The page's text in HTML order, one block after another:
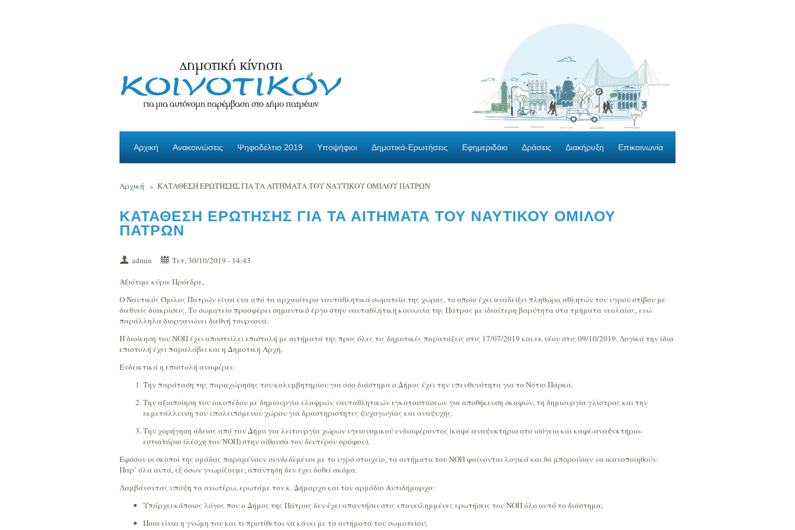
Αρχική Ανακοινώσεις Ψηφοδέλτιο 2019 Υποψήφιοι Δημοτικά-Ερωτήσεις Εφημεριδάκι Δράσεις Διακήρυξη Επικοινωνία
Αρχική » ΚΑΤΑΘΕΣΗ ΕΡΩΤΗΣΗΣ ΓΙΑ ΤΑ ΑΙΤΗΜΑΤΑ ΤΟΥ ΝΑΥΤΙΚΟΥ ΟΜΙΛΟΥ ΠΑΤΡΩΝ
ΚΑΤΑΘΕΣΗ ΕΡΩΤΗΣΗΣ ΓΙΑ ΤΑ ΑΙΤΗΜΑΤΑ ΤΟΥ ΝΑΥΤΙΚΟΥ ΟΜΙΛΟΥ
ΠΑΤΡΩΝ
admin
Τετ, 30/10/2019 - 14:43
Αξιότιμε κύριε Πρόεδρε,
Ο Ναυτικός Όμιλος Πατρών είναι ένα από τα αρχαιότερα ναυταθλητικά σωματεία της χώρας, το οποίο έχει αναδείξει πληθώρα αθλητών του υγρού στίβου με
διεθνείς διακρίσεις. Το σωματείο προσφέρει σημαντικό έργο στην ναυταθλητική κοινωνία της Πάτρας με ιδιαίτερη βαρύτητα στα τμήματα νεολαίας, ενώ
παράλληλα διοργανώνει διεθνή τουρνουά.
Η διοίκηση του ΝΟΠ έχει αποστείλει επιστολή με αιτήματά της προς όλες τις δημοτικές παρατάξεις στις 17/07/2019 και εκ νέου στις 09/10/2019. Λογικά την ίδια
επιστολή έχει παραλάβει και η Δημοτική Αρχή.
Ενδεικτικά η επιστολή αναφέρει:
Την παράταση της παραχώρησης του κολυμβητηρίου για όσο διάστημα ο Δήμος έχει την υπευθυνότητα για το Νότιο Πάρκο.
Την αξιοποίηση του οικοπέδου με δημιουργία ελαφρών ναυταθλητικών εγκαταστάσεων για αποθήκευση σκαφών, τη δημιουργία γλίστρας και την
εκμετάλλευση του υπολειπόμενου χώρου για δραστηριότητες ψυχαγωγίας και αναψυχής.
Την χορήγηση άδειας από τον Δήμο για λειτουργία χώρων υγειονομικού ενδιαφέροντος (καφέ-αναψυκτήριο στο ισόγειο και καφέ-αναψυκτήριο-
εστιατόριο (λέσχη του ΝΟΠ) στην αίθουσα του δευτέρου ορόφου).
Εφόσον οι σκοποί της ομάδας παραμένουν συνδεδεμένοι με το υγρό στοιχείο, τα αιτήματα του ΝΟΠ φαίνονται λογικά και θα μπορούσαν να ικανοποιηθούν.
Παρ’ όλα αυτά, εξ όσων γνωρίζουμε, απάντηση δεν έχει δοθεί ακόμα.
Λαμβάνοντας υπόψη τα ανωτέρω, ερωτάμε τον κ. Δήμαρχο και τον αρμόδιο Αντιδήμαρχο:
Υπάρχει κάποιος λόγος που ο Δήμος της Πάτρας δεν έχει απαντήσει στις επανειλημμένες ερωτήσεις του ΝΟΠ όλο αυτό το διάστημα;
Ποια είναι η γνώμη του και τι προτίθεται να κάνει με τα αιτήματά του σωματείου;